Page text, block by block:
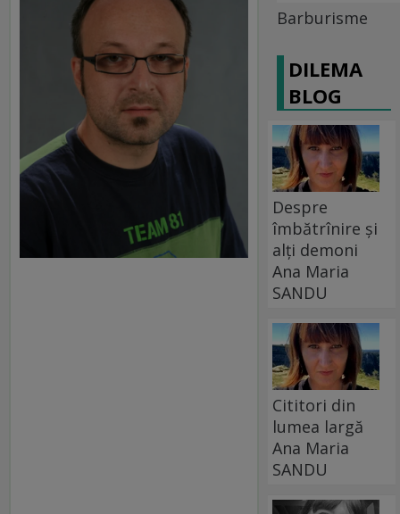
Barburisme
DILEMA
BLOG
Despre
îmbătrînire și
alți demoni
Ana Maria
SANDU
Cititori din
lumea largă
Ana Maria
SANDU